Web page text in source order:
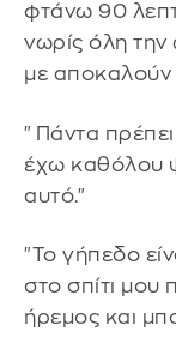
φτάνω 90
νωρίς όλη την
με αποκαλούν
"Πάντα
έχω καθόλου
αυτό."
"Το γήπεδο
στο σπίτι μου
ήρεμος και